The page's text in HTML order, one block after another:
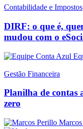
Contabilidade e Impostos
DIRF: o que é,
mudou com o
Gestão Financeira
Planilha de contas
zero